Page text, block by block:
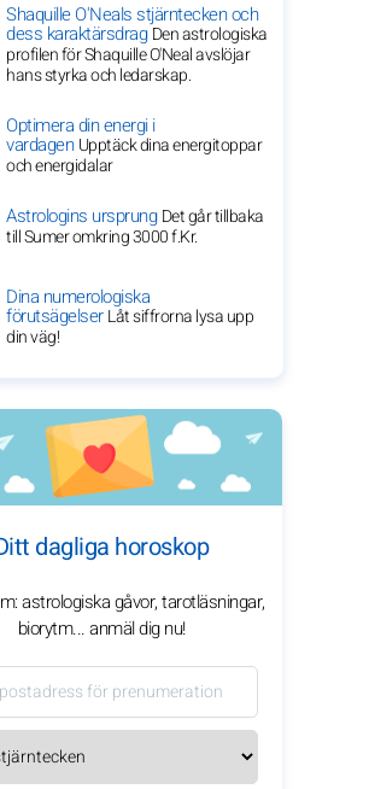
modern musik? Utforska Lana
Shaquille O'Neals stjärntecken och
dess karaktärsdragDen astrologiska
profilen för Shaquille O'Neal avslöjar
hans styrka och ledarskap.
Optimera din energi i
vardagenUpptäck dina energitoppar
och energidalar
Astrologins ursprungDet går tillbaka
till Sumer omkring 3000 f.Kr.
Dina numerologiska
förutsägelserLåt siffrorna lysa upp
din väg!
dagliga horoskop
astrologiska gåvor, tarotläsningar,
biorytm... anmäl dig nu!